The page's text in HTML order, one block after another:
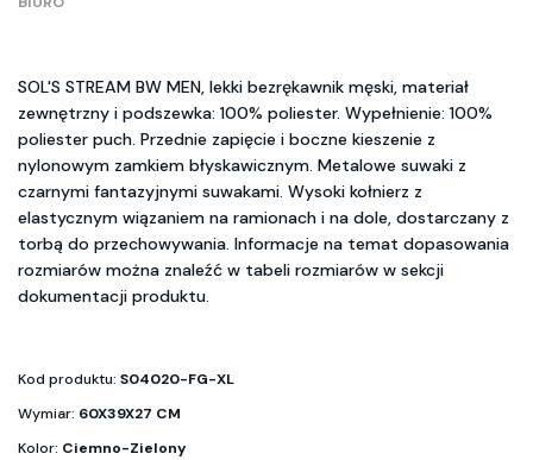
SOL'S STREAM BW MEN, lekki bezrękawnik męski, materiał
zewnętrzny i podszewka: 100% poliester. Wypełnienie: 100%
poliester puch. Przednie zapięcie i boczne kieszenie z
nylonowym zamkiem błyskawicznym. Metalowe suwaki z
czarnymi fantazyjnymi suwakami. Wysoki kołnierz z
elastycznym wiązaniem na ramionach i na dole, dostarczany z
torbą do przechowywania. Informacje na temat dopasowania
rozmiarów można znaleźć w tabeli rozmiarów w sekcji
dokumentacji produktu.
Kod produktu: S04020-FG-XL
Wymiar: 60X39X27 CM
Kolor: Ciemno-Zielony